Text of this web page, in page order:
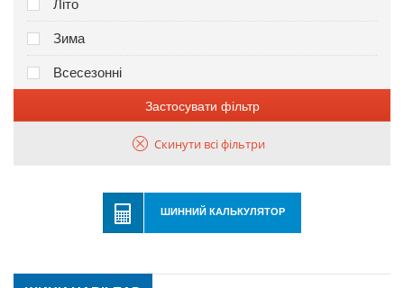
Літо
Зима
Всесезонні
Застосувати фільтр
Скинути всі фільтри
ШИННИЙ КАЛЬКУЛЯТОР